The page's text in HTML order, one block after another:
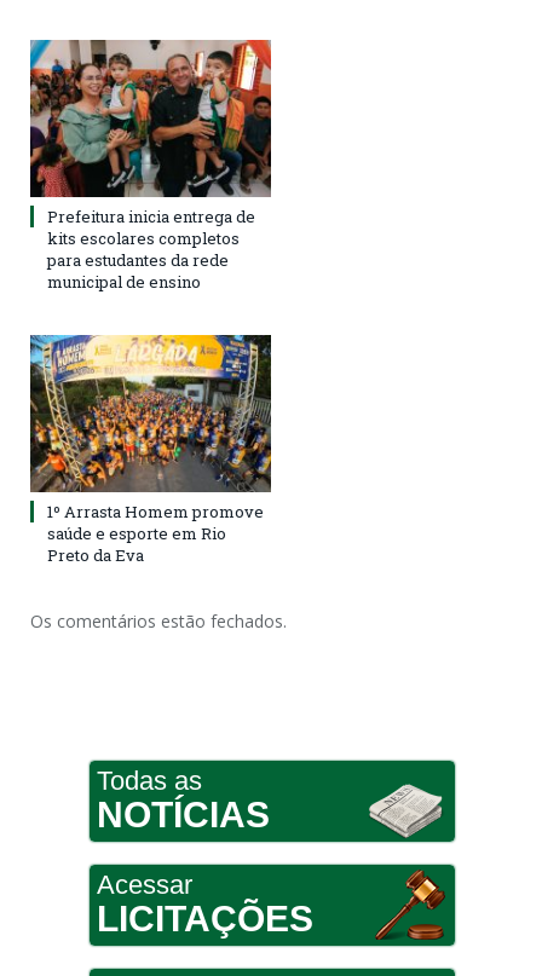
Prefeitura inicia entrega de
kits escolares completos
para estudantes da rede
municipal de ensino
1º Arrasta Homem promove
saúde e esporte em Rio
Preto da Eva
Os comentários estão fechados.
Todas as
NOTÍCIAS
Acessar
LICITAÇÕES